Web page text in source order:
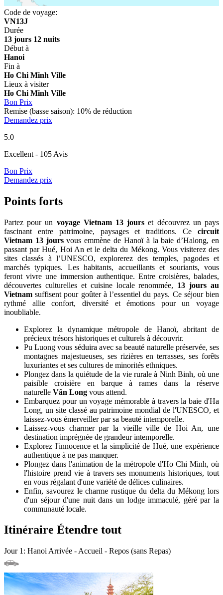
Code de voyage:
VN13J
Durée
13 jours 12 nuits
Début à
Hanoi
Fin à
Ho Chi Minh Ville
Lieux à visiter
Ho Chi Minh Ville
Bon Prix
Remise (basse saison): 10% de réduction
Demandez prix
5.0
Excellent - 105 Avis
Bon Prix
Demandez prix
Points forts
Partez pour un voyage Vietnam 13 jours et découvrez un pays
fascinant entre patrimoine, paysages et traditions. Ce circuit
Vietnam 13 joursvous emmène de Hanoï à la baie d’Halong, en
passant par Hué, Hoi An et le delta du Mékong. Vous visiterez des
sites classés à l’UNESCO, explorerez des temples, pagodes et
marchés typiques. Les habitants, accueillants et souriants, vous
feront vivre une immersion authentique. Entre croisières, balades,
découvertes culturelles et cuisine locale renommée, 13 jours au
Vietnam suffisent pour goûter à l’essentiel du pays. Ce séjour bien
rythmé allie confort, diversité et émotions pour un voyage
inoubliable.
Explorez la dynamique métropole de Hanoï, abritant de
précieux trésors historiques et culturels à découvrir.
Pu Luong vous séduira avec sa beauté naturelle préservée, ses
montagnes majestueuses, ses rizières en terrasses, ses forêts
luxuriantes et ses cultures de minorités ethniques.
Plongez dans la quiétude de la vie rurale à Ninh Binh, où une
paisible croisière en barque à rames dans la réserve
naturelle Vân Long vous attend.
Embarquez pour un voyage mémorable à travers la baie d'Ha
Long, un site classé au patrimoine mondial de l'UNESCO, et
laissez-vous émerveiller par sa beauté intemporelle.
Laissez-vous charmer par la vieille ville de Hoi An, une
destination imprégnée de grandeur intemporelle.
Explorez l'innocence et la simplicité de Hué, une expérience
authentique à ne pas manquer.
Plongez dans l'animation de la métropole d'Ho Chi Minh, où
l'histoire prend vie à travers ses monuments historiques, tout
en vous régalant d'une variété de délices culinaires.
Enfin, savourez le charme rustique du delta du Mékong lors
d'un séjour d'une nuit dans un lodge immaculé, géré par la
communauté locale.
Itinéraire Étendre tout
Jour 1: Hanoi Arrivée - Accueil - Repos (sans Repas)